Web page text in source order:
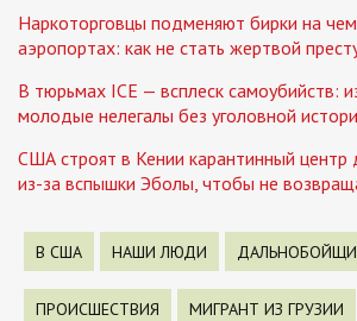
Наркоторговцы подменяют бирки на
аэропортах: как не стать жертвой
В тюрьмах ICE — всплеск самоубийств:
молодые нелегалы без уголовной
США строят в Кении карантинный центр
из-за вспышки Эболы, чтобы не
В США НАШИ ЛЮДИ
ПРОИСШЕСТВИЯ МИГРАНТ ИЗ ГРУЗИИ